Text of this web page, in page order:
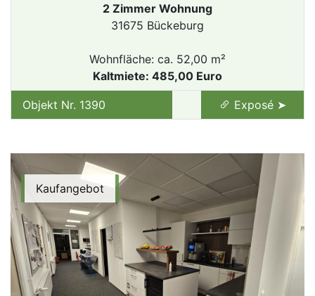
2 Zimmer Wohnung
31675 Bückeburg
Wohnfläche: ca. 52,00 m²
Kaltmiete: 485,00 Euro
Exposé ➤
Objekt Nr. 1390
Kaufangebot